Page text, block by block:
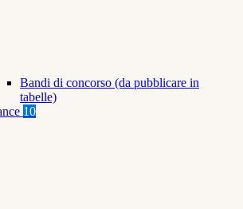
Bandi di concorso (da pubblicare in
tabelle)
10